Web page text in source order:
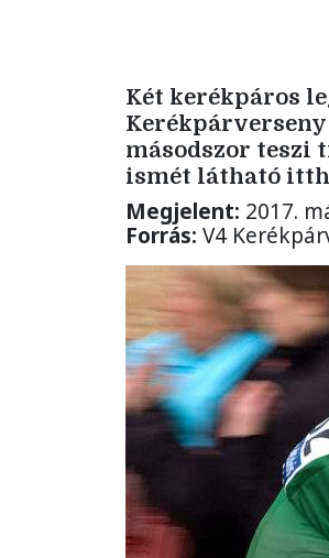
Két kerékpáros
másodszor teszi
ismét látható
Megjelent: 2017.
Forrás: V4